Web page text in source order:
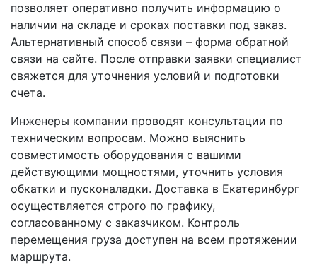
позволяет оперативно получить информацию о
наличии на складе и сроках поставки под заказ.
Альтернативный способ связи – форма обратной
связи на сайте. После отправки заявки специалист
свяжется для уточнения условий и подготовки
счета.
Инженеры компании проводят консультации по
техническим вопросам. Можно выяснить
совместимость оборудования с вашими
действующими мощностями, уточнить условия
обкатки и пусконаладки. Доставка в Екатеринбург
осуществляется строго по графику,
согласованному с заказчиком. Контроль
перемещения груза доступен на всем протяжении
маршрута.